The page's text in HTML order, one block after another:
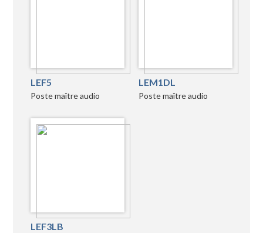
LEF5
Poste maître audio
LEM1DL
Poste maître audio
LEF3LB